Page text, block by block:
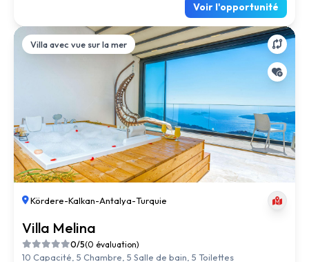
Voir l'opportunité
Villa avec vue sur la mer
Kördere-Kalkan-Antalya-Turquie
Villa Melina
0/5(0 évaluation)
10 Capacité, 5 Chambre, 5 Salle de bain, 5 Toilettes